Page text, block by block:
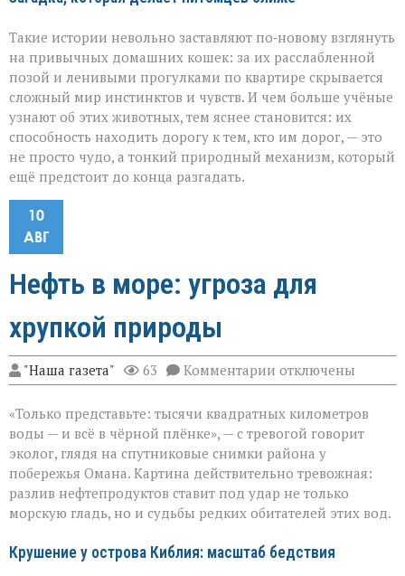
Такие истории невольно заставляют по‑новому взглянуть
на привычных домашних кошек: за их расслабленной
позой и ленивыми прогулками по квартире скрывается
сложный мир инстинктов и чувств. И чем больше учёные
узнают об этих животных, тем яснее становится: их
способность находить дорогу к тем, кто им дорог, — это
не просто чудо, а тонкий природный механизм, который
ещё предстоит до конца разгадать.
10
АВГ
Нефть в море: угроза для
хрупкой природы
"Наша газета" 63 Комментарии к
записи
в
море:
угроза
для
хрупкой
природы
отключены
«Только представьте: тысячи квадратных километров
воды — и всё в чёрной плёнке», — с тревогой говорит
эколог, глядя на спутниковые снимки района у
побережья Омана. Картина действительно тревожная:
разлив нефтепродуктов ставит под удар не только
морскую гладь, но и судьбы редких обитателей этих вод.
Крушение у острова Киблия: масштаб бедствия